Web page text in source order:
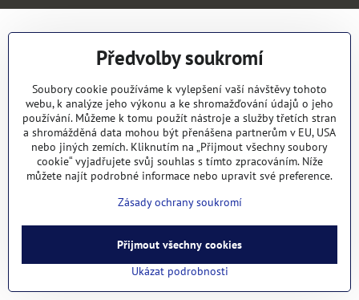
Předvolby soukromí
Soubory cookie používáme k vylepšení vaší návštěvy tohoto
webu, k analýze jeho výkonu a ke shromažďování údajů o jeho
používání. Můžeme k tomu použít nástroje a služby třetích stran
a shromážděná data mohou být přenášena partnerům v EU, USA
nebo jiných zemích. Kliknutím na „Přijmout všechny soubory
cookie“ vyjadřujete svůj souhlas s tímto zpracováním. Níže
můžete najít podrobné informace nebo upravit své preference.
Zásady ochrany soukromí
Ukázat podrobnosti
Přijmout všechny cookies